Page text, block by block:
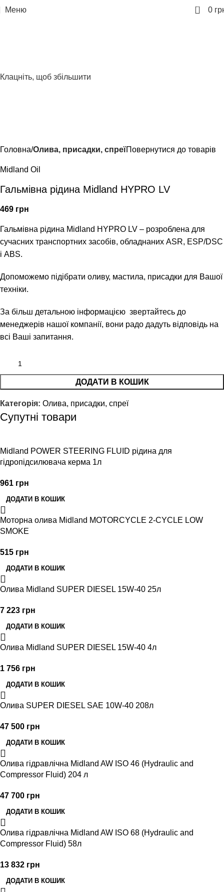
Меню 0 0
Клацніть, щоб збільшити
Головна Олива, присадки, спреїПовернутися до товарів
Midland Oil
Гальмівна рідина Midland HYPRO LV
469 грн
Гальмівна рідина Midland HYPRO LV – розроблена для
сучасних транспортних засобів, обладнаних ASR, ESP/DSC
і ABS.
Допоможемо підібрати оливу, мастила, присадки для Вашої
техніки.
За більш детальною інформацією звертайтесь до
менеджерів нашої компанії, вони радо дадуть відповідь на
всі Ваші запитання.
ДОДАТИ В КОШИК
Категорія: Олива, присадки, спреї
Супутні товари
Midland POWER STEERING FLUID рідина для
гідропідсилювача керма 1л
961 грн
ДОДАТИ В КОШИК
Моторна олива Midland MOTORCYCLE 2-CYCLE LOW
SMOKE
515 грн
ДОДАТИ В КОШИК
Олива Midland SUPER DIESEL 15W-40 25л
7 223 грн
ДОДАТИ В КОШИК
Олива Midland SUPER DIESEL 15W-40 4л
1 756 грн
ДОДАТИ В КОШИК
Олива SUPER DIESEL SAE 10W-40 208л
47 500 грн
ДОДАТИ В КОШИК
Олива гідравлічна Midland AW ISO 46 (Hydraulic and
Compressor Fluid) 204 л
47 700 грн
ДОДАТИ В КОШИК
Олива гідравлічна Midland AW ISO 68 (Hydraulic and
Compressor Fluid) 58л
13 832 грн
ДОДАТИ В КОШИК